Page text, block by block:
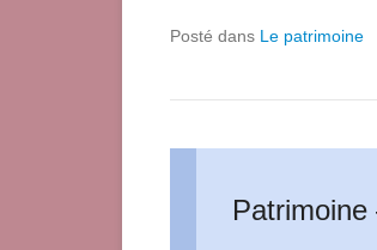
Posté dans Le patrimoine